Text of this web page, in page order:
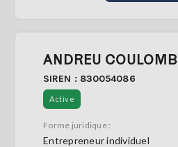
ANDREU COULOMB
SIREN : 830054086
Active
Forme juridique :
Entrepreneur individuel